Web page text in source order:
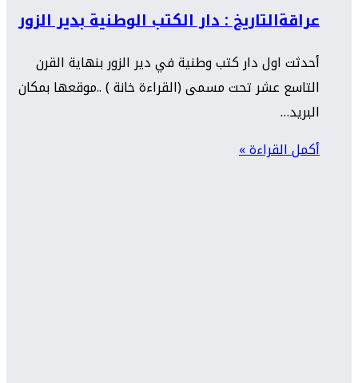
عراقةالتاريخ : دار الكتب الوطنية بدير الزور
أحدثت اول دار كتب وطنية في دير الزور بنهاية القرن
التاسع عشر تحت مسمى (القراءة خانة ) ..موقعها بمكان
البريد…
أكمل القراءة »